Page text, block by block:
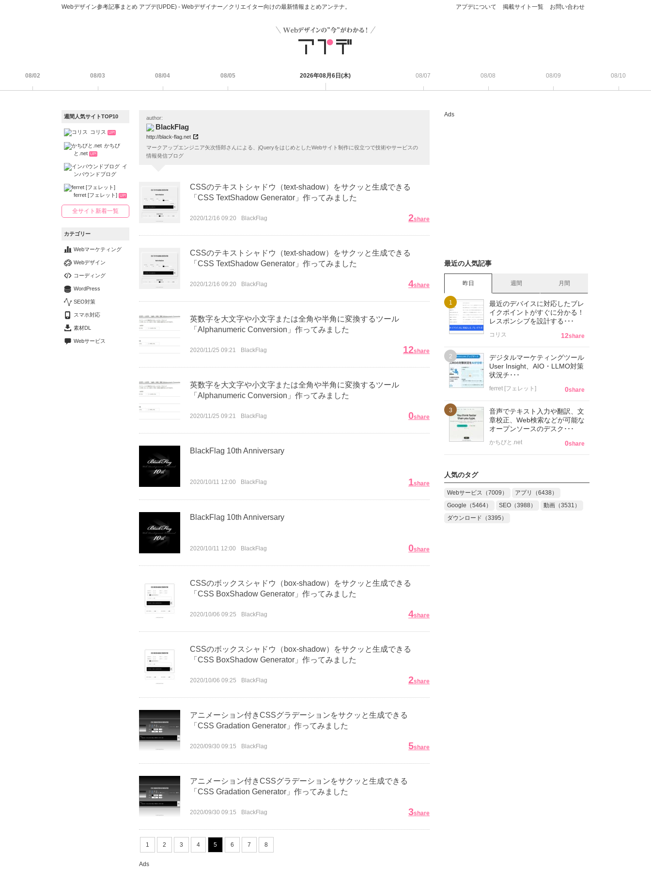
Webデザイン参考記事まとめ アプデ(UPDE) - Webデザイナー／クリエイター向けの最新情報まとめアンテナ。 アプデについて 掲載サイト一覧 お問い合わせ
08/02 08/03 08/04 08/05 2026年08月6日(木) 08/07 08/08 08/09 08/10
author:
BlackFlag
http://black-flag.net
マークアップエンジニア矢次悟郎さんによる、jQueryをはじめとしたWebサイト制作に役立つで技術やサービスの
情報発信ブログ
CSSのテキストシャドウ（text-shadow）をサクッと生成できる
「CSS TextShadow Generator」作ってみました
2020/12/16 09:20 BlackFlag 2share
CSSのテキストシャドウ（text-shadow）をサクッと生成できる
「CSS TextShadow Generator」作ってみました
2020/12/16 09:20 BlackFlag 4share
英数字を大文字や小文字または全角や半角に変換するツール
「Alphanumeric Conversion」作ってみました
2020/11/25 09:21 BlackFlag 12share
英数字を大文字や小文字または全角や半角に変換するツール
「Alphanumeric Conversion」作ってみました
2020/11/25 09:21 BlackFlag 0share
BlackFlag 10th Anniversary
2020/10/11 12:00 BlackFlag 1share
BlackFlag 10th Anniversary
2020/10/11 12:00 BlackFlag 0share
CSSのボックスシャドウ（box-shadow）をサクッと生成できる
「CSS BoxShadow Generator」作ってみました
2020/10/06 09:25 BlackFlag 4share
CSSのボックスシャドウ（box-shadow）をサクッと生成できる
「CSS BoxShadow Generator」作ってみました
2020/10/06 09:25 BlackFlag 2share
アニメーション付きCSSグラデーションをサクッと生成できる
「CSS Gradation Generator」作ってみました
2020/09/30 09:15 BlackFlag 5share
アニメーション付きCSSグラデーションをサクッと生成できる
「CSS Gradation Generator」作ってみました
2020/09/30 09:15 BlackFlag 3share
1 2 3 4 5 6 7 8
Ads
Ads
最近の人気記事
昨日 週間 月間
最近のデバイスに対応したブレ
イクポイントがすぐに分かる！
レスポンシブを設計する･･･
コリス 12share
デジタルマーケティングツール
User Insight、AIO・LLMO対策
状況チ･･･
ferret [フェレット] 0share
音声でテキスト入力や翻訳、文
章校正、Web検索などが可能な
オープンソースのデスク･･･
かちびと.net 0share
人気のタグ
Webサービス（7009）
アプリ（6438）
Google（5464）
SEO（3988）
動画（3531）
ダウンロード（3395）
週間人気サイトTOP10
コリス UP!
かちび
と.net UP!
イ
ンバウンドブログ
ferret [フェレット] UP!
全サイト新着一覧
カテゴリー
Webマーケティング
Webデザイン
コーディング
WordPress
SEO対策
スマホ対応
素材DL
Webサービス